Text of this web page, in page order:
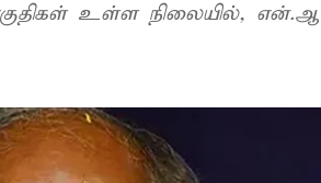
உள்ள நிலையில்,